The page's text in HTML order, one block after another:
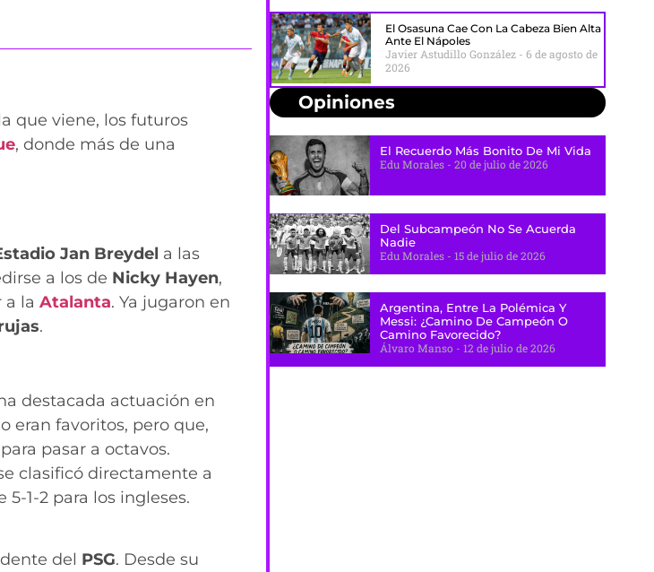
que viene, los futuros
, donde más de una
Jan Breydel a las
a los de Nicky Hayen,
la Atalanta. Ya jugaron en
.
destacada actuación en
eran favoritos, pero que,
pasar a octavos.
clasificó directamente a
1-2 para los ingleses.
del PSG. Desde su
El Osasuna Cae Con La Cabeza Bien Alta
Ante El Nápoles
Javier Astudillo González
6 de agosto de
2026
Opiniones
El Recuerdo Más Bonito De Mi Vida
Edu Morales
20 de julio de 2026
Del Subcampeón No Se Acuerda
Nadie
Edu Morales
15 de julio de 2026
Argentina, Entre La Polémica Y
Messi: ¿camino De Campeón O
Camino Favorecido?
Álvaro Manso
12 de julio de 2026